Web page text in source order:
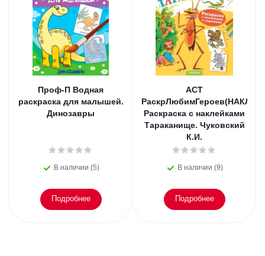
Проф-П Водная
раскраска для малышей.
Динозавры
В наличии (5)
Подробнее
АСТ
РаскрЛюбимГероев(НАКЛ)
Раскраска с наклейками
Тараканище. Чуковский
К.И.
В наличии (9)
Подробнее